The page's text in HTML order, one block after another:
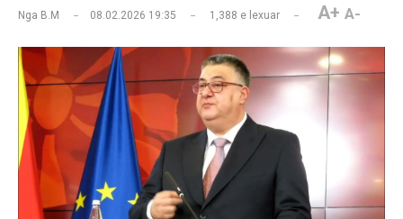
Nga B.M 08.02.2026 19:35 1,388 e lexuar A+ A-